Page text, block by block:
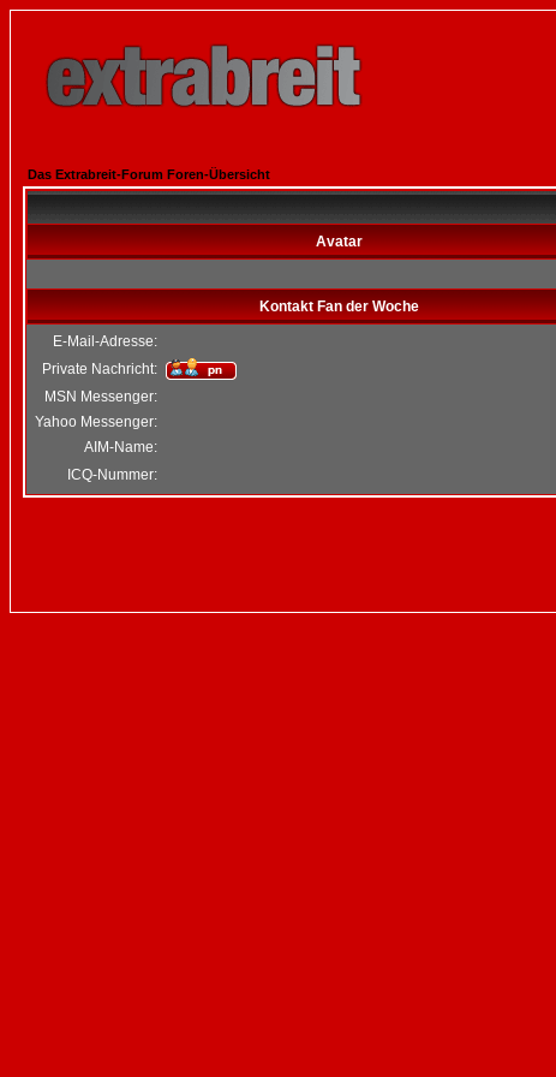
Das Extrabreit-Forum Foren-Übersicht
Avatar
Kontakt Fan der Woche
E-Mail-Adresse:
Private Nachricht:
MSN Messenger:
Yahoo Messenger:
AIM-Name:
ICQ-Nummer: